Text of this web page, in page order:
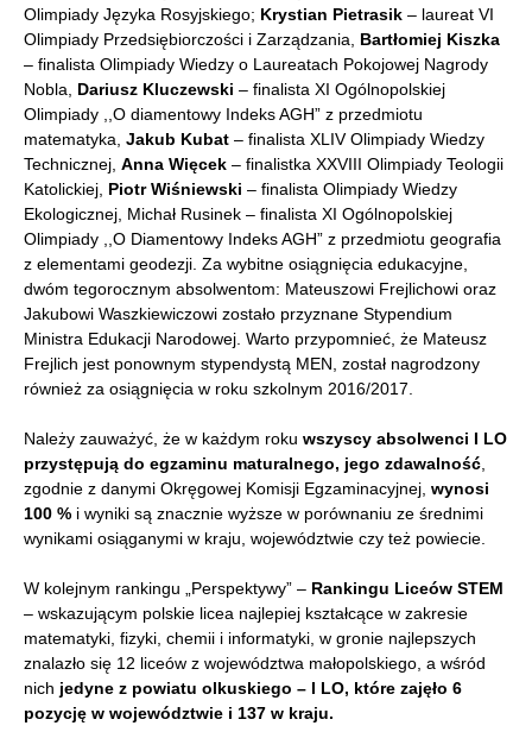
Olimpiady Języka Rosyjskiego; Krystian Pietrasik – laureat VI
Olimpiady Przedsiębiorczości i Zarządzania, Bartłomiej Kiszka
– finalista Olimpiady Wiedzy o Laureatach Pokojowej Nagrody
Nobla, Dariusz Kluczewski – finalista XI Ogólnopolskiej
Olimpiady ,,O diamentowy Indeks AGH” z przedmiotu
matematyka, Jakub Kubat – finalista XLIV Olimpiady Wiedzy
Technicznej, Anna Więcek – finalistka XXVIII Olimpiady Teologii
Katolickiej, Piotr Wiśniewski – finalista Olimpiady Wiedzy
Ekologicznej, Michał Rusinek – finalista XI Ogólnopolskiej
Olimpiady ,,O Diamentowy Indeks AGH” z przedmiotu geografia
z elementami geodezji. Za wybitne osiągnięcia edukacyjne,
dwóm tegorocznym absolwentom: Mateuszowi Frejlichowi oraz
Jakubowi Waszkiewiczowi zostało przyznane Stypendium
Ministra Edukacji Narodowej. Warto przypomnieć, że Mateusz
Frejlich jest ponownym stypendystą MEN, został nagrodzony
również za osiągnięcia w roku szkolnym 2016/2017.
Należy zauważyć, że w każdym roku wszyscy absolwenci I LO
przystępują do egzaminu maturalnego, jego zdawalność
zgodnie z danymi Okręgowej Komisji Egzaminacyjnej, wynosi
100 % i wyniki są znacznie wyższe w porównaniu ze średnimi
wynikami osiąganymi w kraju, województwie czy też powiecie.
W kolejnym rankingu „Perspektywy” – Rankingu Liceów STEM
– wskazującym polskie licea najlepiej kształcące w zakresie
matematyki, fizyki, chemii i informatyki, w gronie najlepszych
znalazło się 12 liceów z województwa małopolskiego, a wśród
nich jedyne z powiatu olkuskiego – I LO, które zajęło 6
pozycję w województwie i 137 w kraju.